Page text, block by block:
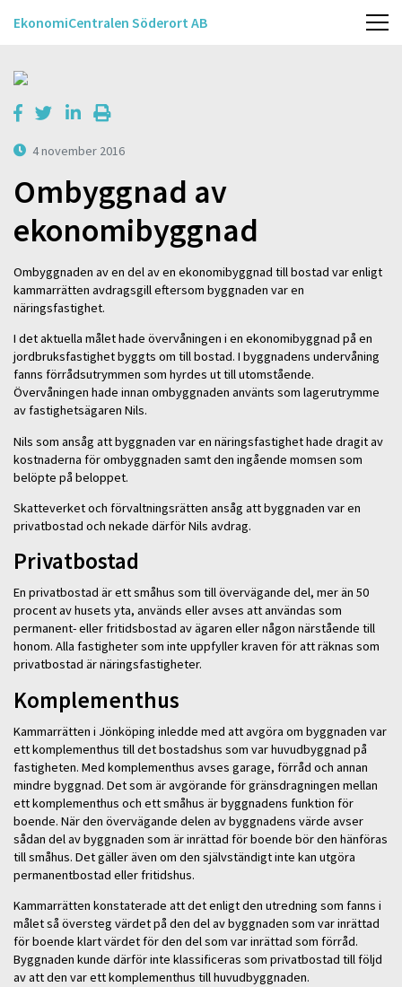
EkonomiCentralen Söderort AB
4 november 2016
Ombyggnad av
ekonomibyggnad
Ombyggnaden av en del av en ekonomibyggnad till bostad var enligt
kammarrätten avdragsgill eftersom byggnaden var en
näringsfastighet.
I det aktuella målet hade övervåningen i en ekonomibyggnad på en
jordbruksfastighet byggts om till bostad. I byggnadens undervåning
fanns förrådsutrymmen som hyrdes ut till utomstående.
Övervåningen hade innan ombyggnaden använts som lagerutrymme
av fastighetsägaren Nils.
Nils som ansåg att byggnaden var en näringsfastighet hade dragit av
kostnaderna för ombyggnaden samt den ingående momsen som
belöpte på beloppet.
Skatteverket och förvaltningsrätten ansåg att byggnaden var en
privatbostad och nekade därför Nils avdrag.
Privatbostad
En privatbostad är ett småhus som till övervägande del, mer än 50
procent av husets yta, används eller avses att användas som
permanent- eller fritidsbostad av ägaren eller någon närstående till
honom. Alla fastigheter som inte uppfyller kraven för att räknas som
privatbostad är näringsfastigheter.
Komplementhus
Kammarrätten i Jönköping inledde med att avgöra om byggnaden var
ett komplementhus till det bostadshus som var huvudbyggnad på
fastigheten. Med komplementhus avses garage, förråd och annan
mindre byggnad. Det som är avgörande för gränsdragningen mellan
ett komplementhus och ett småhus är byggnadens funktion för
boende. När den övervägande delen av byggnadens värde avser
sådan del av byggnaden som är inrättad för boende bör den hänföras
till småhus. Det gäller även om den självständigt inte kan utgöra
permanentbostad eller fritidshus.
Kammarrätten konstaterade att det enligt den utredning som fanns i
målet så översteg värdet på den del av byggnaden som var inrättad
för boende klart värdet för den del som var inrättad som förråd.
Byggnaden kunde därför inte klassificeras som privatbostad till följd
av att den var ett komplementhus till huvudbyggnaden.